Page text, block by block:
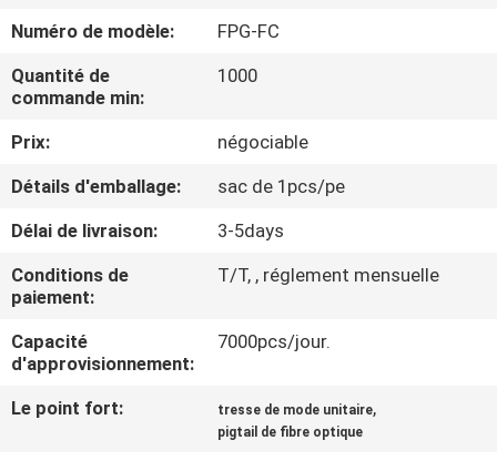
NOUS
VISITE
D'USINE
CONTRÔLE
DE
QUALITÉ
CONTACTEZ-
NOUS
Numéro de modèle:
FPG-FC
Quantité de
commande min:
1000
Prix:
négociable
Détails d'emballage:
sac de 1pcs/pe
Délai de livraison:
3-5days
Conditions de
paiement:
T/T, , réglement mensuelle
Capacité
d'approvisionnement:
7000pcs/jour.
Le point fort: tresse de mode unitaire,
pigtail de fibre optique